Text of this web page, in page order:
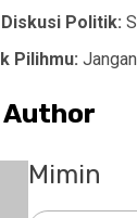
Politik:
Pilihmu:
Author
Mimin